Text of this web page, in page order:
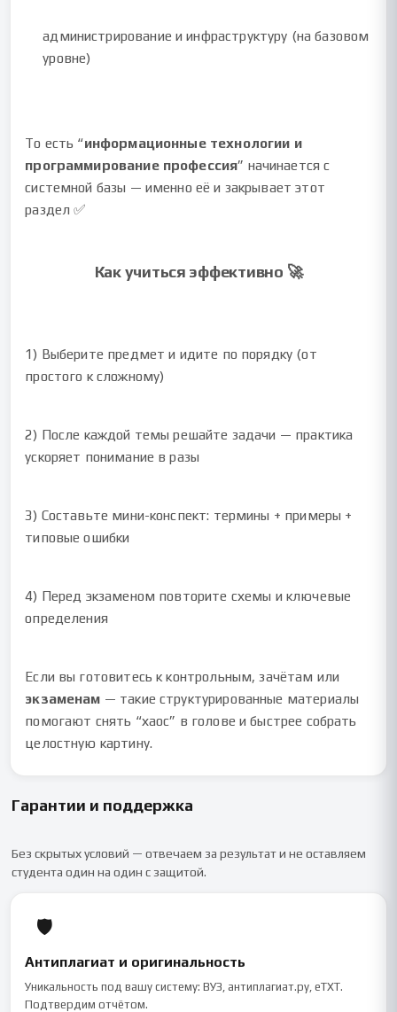
администрирование и инфраструктуру (на базовом
уровне)
То есть “информационные технологии и
программирование профессия” начинается с
системной базы — именно её и закрывает этот
раздел ✅
Как учиться эффективно 🚀
1) Выберите предмет и идите по порядку (от
простого к сложному)
2) После каждой темы решайте задачи — практика
ускоряет понимание в разы
3) Составьте мини-конспект: термины + примеры +
типовые ошибки
4) Перед экзаменом повторите схемы и ключевые
определения
Если вы готовитесь к контрольным, зачётам или
экзаменам — такие структурированные материалы
помогают снять “хаос” в голове и быстрее собрать
целостную картину.
Гарантии и поддержка
Без скрытых условий — отвечаем за результат и не оставляем
студента один на один с защитой.
🛡
Антиплагиат и оригинальность
Уникальность под вашу систему: ВУЗ, антиплагиат.ру, eTXT.
Подтвердим отчётом.